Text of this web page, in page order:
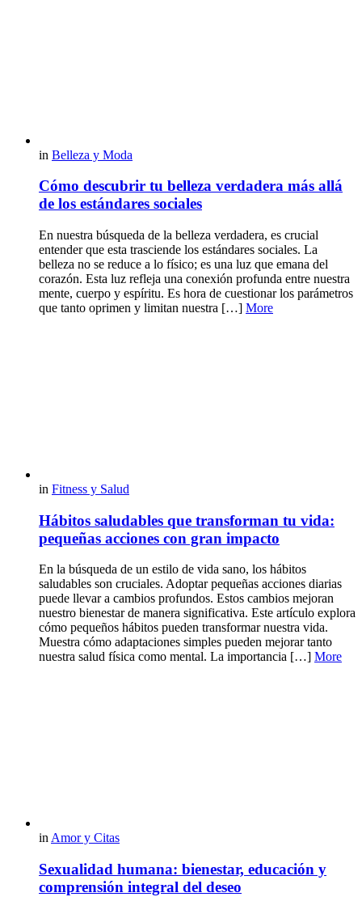
in Belleza y Moda
Cómo descubrir tu belleza verdadera más allá
de los estándares sociales
En nuestra búsqueda de la belleza verdadera, es crucial
entender que esta trasciende los estándares sociales. La
belleza no se reduce a lo físico; es una luz que emana del
corazón. Esta luz refleja una conexión profunda entre nuestra
mente, cuerpo y espíritu. Es hora de cuestionar los parámetros
que tanto oprimen y limitan nuestra […] More
in Fitness y Salud
Hábitos saludables que transforman tu vida:
pequeñas acciones con gran impacto
En la búsqueda de un estilo de vida sano, los hábitos
saludables son cruciales. Adoptar pequeñas acciones diarias
puede llevar a cambios profundos. Estos cambios mejoran
nuestro bienestar de manera significativa. Este artículo explora
cómo pequeños hábitos pueden transformar nuestra vida.
Muestra cómo adaptaciones simples pueden mejorar tanto
nuestra salud física como mental. La importancia […] More
inAmor y Citas
Sexualidad humana: bienestar, educación y
comprensión integral del deseo